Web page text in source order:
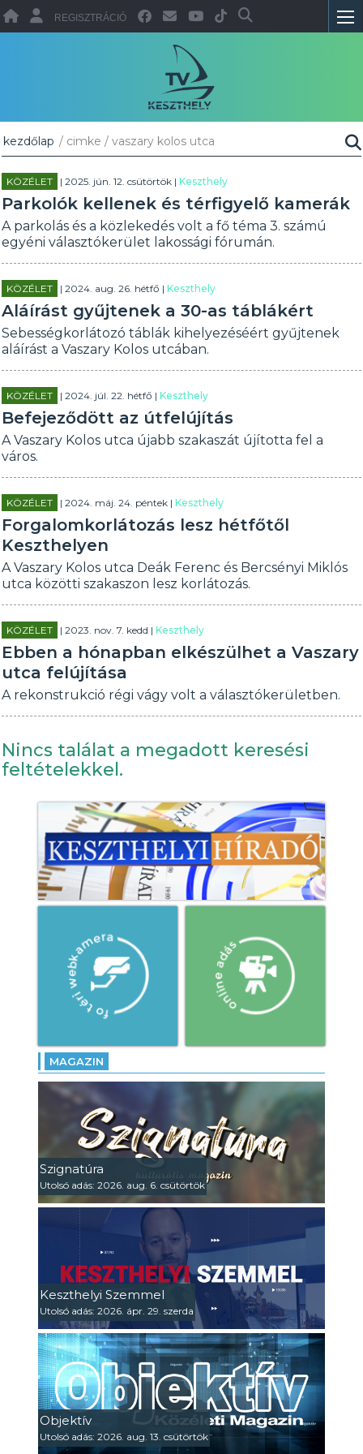
REGISZTRÁCIÓ
kezdőlap / cimke / vaszary kolos utca
KÖZÉLET | 2025. jún. 12. csütörtök |Keszthely
Parkolók kellenek és térfigyelő kamerák
A parkolás és a közlekedés volt a fő téma 3. számú
egyéni választókerület lakossági fórumán.
KÖZÉLET | 2024. aug. 26. hétfő |Keszthely
Aláírást gyűjtenek a 30-as táblákért
Sebességkorlátozó táblák kihelyezéséért gyűjtenek
aláírást a Vaszary Kolos utcában.
KÖZÉLET | 2024. júl. 22. hétfő |Keszthely
Befejeződött az útfelújítás
A Vaszary Kolos utca újabb szakaszát újította fel a
város.
KÖZÉLET | 2024. máj. 24. péntek |Keszthely
Forgalomkorlátozás lesz hétfőtől
Keszthelyen
A Vaszary Kolos utca Deák Ferenc és Bercsényi Miklós
utca közötti szakaszon lesz korlátozás.
KÖZÉLET | 2023. nov. 7. kedd |Keszthely
Ebben a hónapban elkészülhet a Vaszary
utca felújítása
A rekonstrukció régi vágy volt a választókerületben.
Nincs találat a megadott keresési
feltételekkel.
MAGAZIN
Szignatúra
Utolsó adás: 2026. aug. 6. csütörtök
Keszthelyi Szemmel
Utolsó adás: 2026. ápr. 29. szerda
Objektív
Utolsó adás: 2026. aug. 13. csütörtök